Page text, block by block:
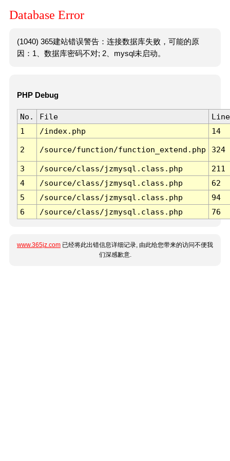
Database Error
(1040) 365建站错误警告：连接数据库失败，可能的原
因：1、数据库密码不对; 2、mysql未启动。
PHP Debug
No. File
Line
1
/index.php 14
2 /source/function/function_extend.php 324
3 /source/class/jzmysql.class.php
211
4
/source/class/jzmysql.class.php
62
5
/source/class/jzmysql.class.php
94
6
/source/class/jzmysql.class.php 76
www.365jz.com 已经将此出错信息详细记录, 由此给您带来的访问不便我
们深感歉意.